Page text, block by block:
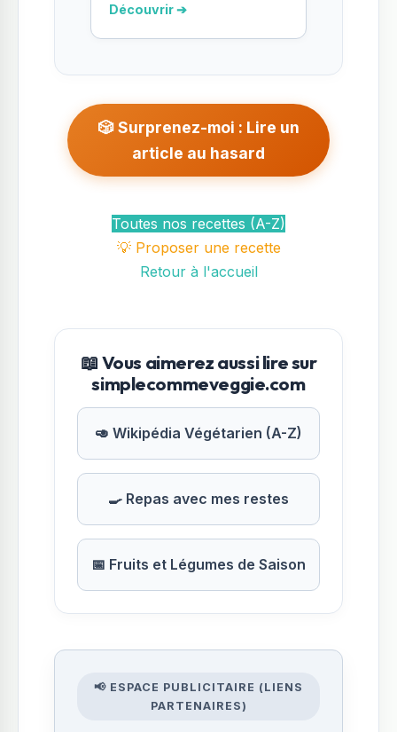
Découvrir ➔
🎲 Surprenez-moi : Lire un
article au hasard
Toutes nos recettes (A-Z)
💡 Proposer une recette
Retour à l'accueil
📖 Vous aimerez aussi lire sur
simplecommeveggie.com
🥑 Wikipédia Végétarien (A-Z)
🍳 Repas avec mes restes
📅 Fruits et Légumes de Saison
📢 ESPACE PUBLICITAIRE (LIENS
PARTENAIRES)